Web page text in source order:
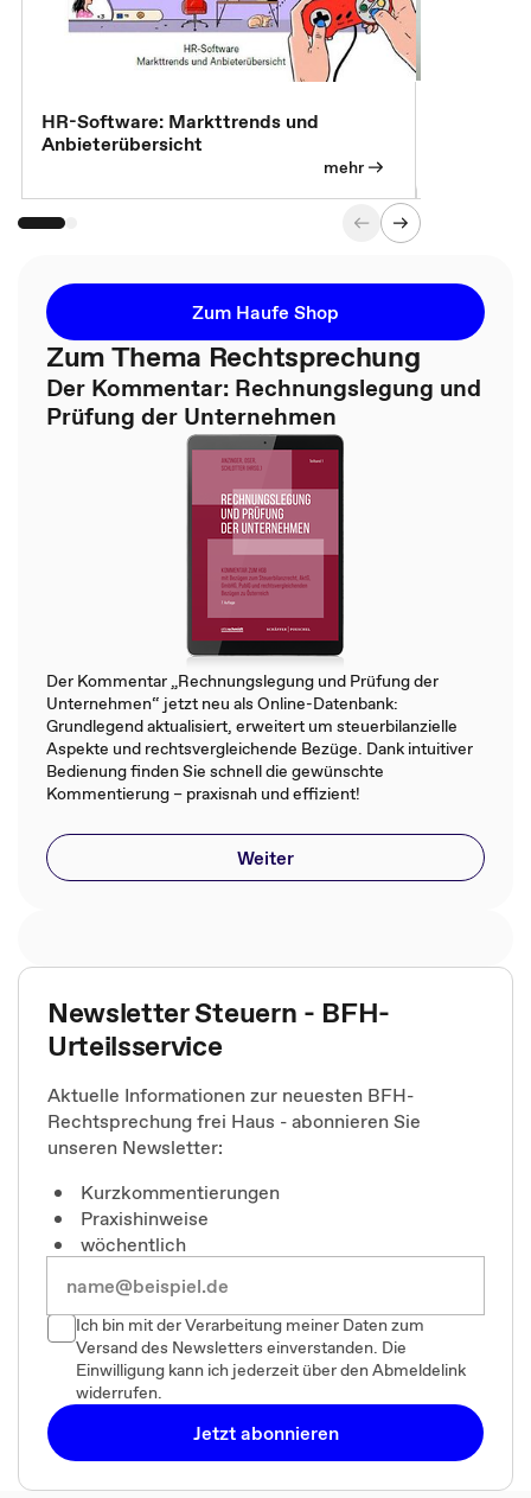
HR-Software: Markttrends und
Anbieterübersicht
mehr
Zum Haufe Shop
Zum Thema Rechtsprechung
Der Kommentar: Rechnungslegung und
Prüfung der Unternehmen
Der Kommentar „Rechnungslegung und Prüfung der
Unternehmen“ jetzt neu als Online-Datenbank:
Grundlegend aktualisiert, erweitert um steuerbilanzielle
Aspekte und rechtsvergleichende Bezüge. Dank intuitiver
Bedienung finden Sie schnell die gewünschte
Kommentierung – praxisnah und effizient!
Weiter
Newsletter Steuern - BFH-
Urteilsservice
Aktuelle Informationen zur neuesten BFH-
Rechtsprechung frei Haus - abonnieren Sie
unseren Newsletter:
Kurzkommentierungen
Praxishinweise
wöchentlich
Ich bin mit der Verarbeitung meiner Daten zum
Versand des Newsletters einverstanden. Die
Einwilligung kann ich jederzeit über den Abmeldelink
widerrufen.
Jetzt abonnieren